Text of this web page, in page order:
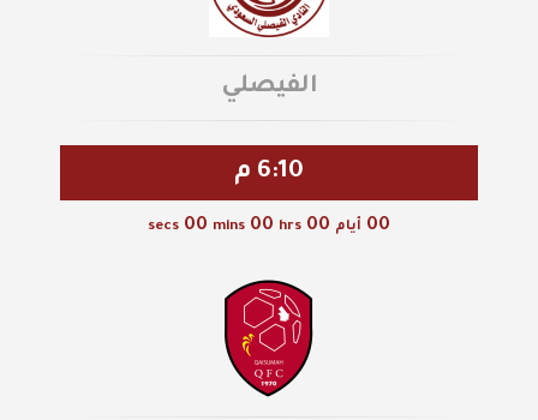
الفيصلي
6:10 م
00 أيام 00
hrs
00
mins
00
secs